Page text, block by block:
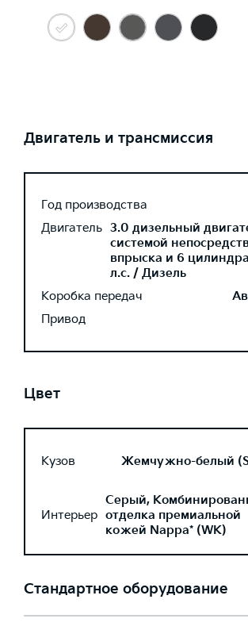
Двигатель и трансмиссия
Год производства
Двигатель 3.0 дизельный
системой
впрыска и 6
л.с. / Дизель
Коробка передач
Привод
Цвет
Кузов Жемчужно-белый
Интерьер
Серый,
отделка премиальной
кожей Nappa* (WK)
Стандартное оборудование